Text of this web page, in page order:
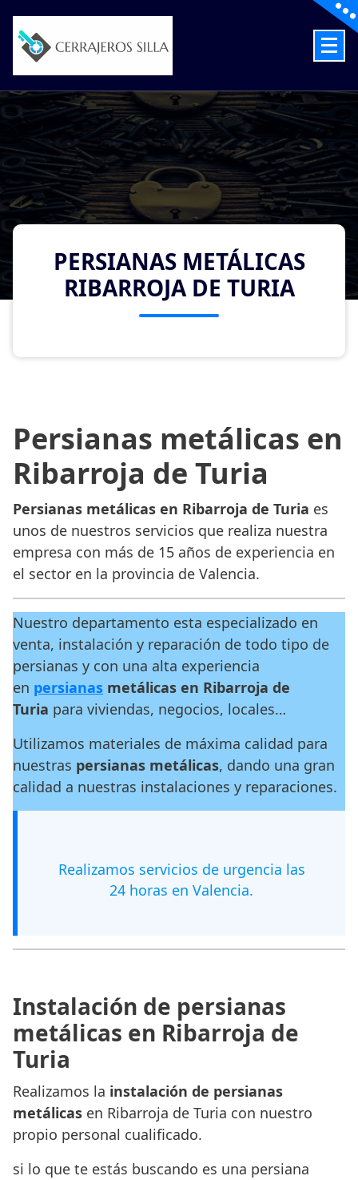
content
PERSIANAS METÁLICAS
RIBARROJA DE TURIA
Persianas metálicas en
Ribarroja de Turia
Persianas metálicas en Ribarroja de Turia es
unos de nuestros servicios que realiza nuestra
empresa con más de 15 años de experiencia en
el sector en la provincia de Valencia.
Nuestro departamento esta especializado en
venta, instalación y reparación de todo tipo de
persianas y con una alta experiencia
en persianas metálicas en Ribarroja de
Turia para viviendas, negocios, locales…
Utilizamos materiales de máxima calidad para
nuestras persianas metálicas, dando una gran
calidad a nuestras instalaciones y reparaciones.
Realizamos servicios de urgencia las
24 horas en Valencia.
Instalación de persianas
metálicas en Ribarroja de
Turia
Realizamos la instalación de persianas
metálicas en Ribarroja de Turia con nuestro
propio personal cualificado.
si lo que te estás buscando es una persiana